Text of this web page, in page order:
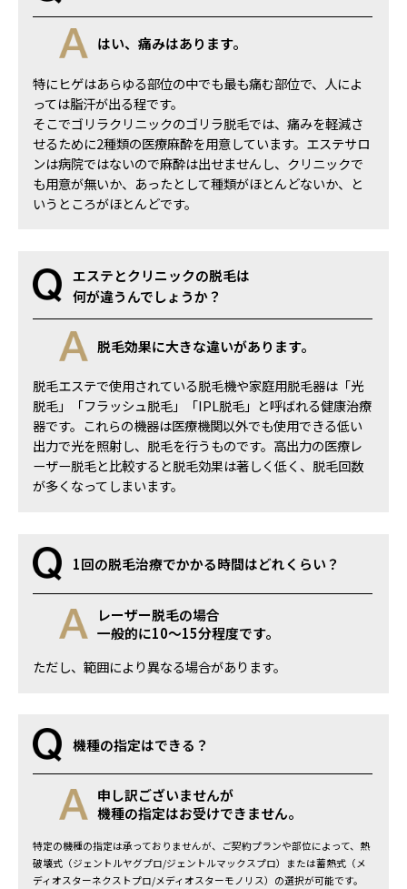
はい、痛みはあります。
特にヒゲはあらゆる部位の中でも最も痛む部位で、人によ
っては脂汗が出る程です。
そこでゴリラクリニックのゴリラ脱毛では、痛みを軽減さ
せるために2種類の医療麻酔を用意しています。エステサロ
ンは病院ではないので麻酔は出せませんし、クリニックで
も用意が無いか、あったとして種類がほとんどないか、と
いうところがほとんどです。
エステとクリニックの脱毛は
何が違うんでしょうか？
脱毛効果に大きな違いがあります。
脱毛エステで使用されている脱毛機や家庭用脱毛器は「光
脱毛」「フラッシュ脱毛」「IPL脱毛」と呼ばれる健康治療
器です。これらの機器は医療機関以外でも使用できる低い
出力で光を照射し、脱毛を行うものです。高出力の医療レ
ーザー脱毛と比較すると脱毛効果は著しく低く、脱毛回数
が多くなってしまいます。
1回の脱毛治療でかかる時間はどれくらい？
レーザー脱毛の場合
一般的に10～15分程度です。
ただし、範囲により異なる場合があります。
機種の指定はできる？
申し訳ございませんが
機種の指定はお受けできません。
特定の機種の指定は承っておりませんが、ご契約プランや部位によって、熱
破壊式（ジェントルヤグプロ/ジェントルマックスプロ）または蓄熱式（メ
ディオスターネクストプロ/メディオスターモノリス）の選択が可能です。